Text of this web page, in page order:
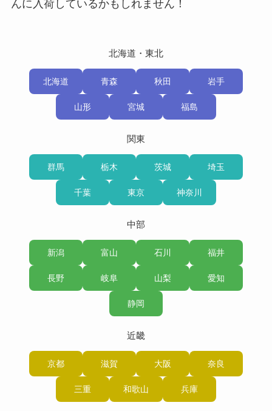
んに入荷しているかもしれません！
北海道・東北
北海道 青森 秋田 岩手
山形 宮城 福島
関東
群馬 栃木 茨城 埼玉
千葉 東京 神奈川
中部
新潟 富山 石川 福井
長野 岐阜 山梨 愛知
静岡
近畿
京都 滋賀 大阪 奈良
三重 和歌山 兵庫